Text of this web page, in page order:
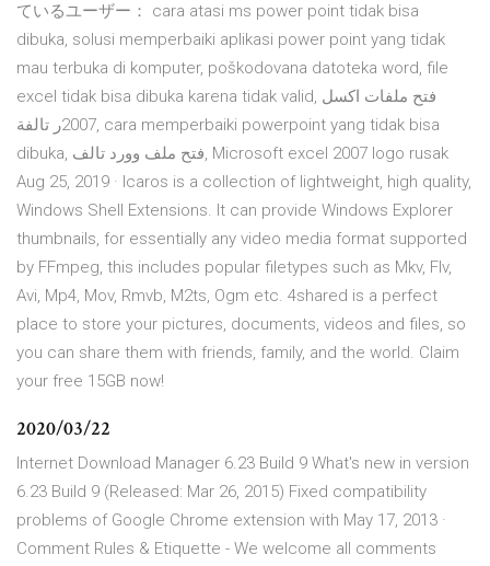
ているユーザー： cara atasi ms power point tidak bisa
dibuka, solusi memperbaiki aplikasi power point yang tidak
mau terbuka di komputer, poškodovana datoteka word, file
excel tidak bisa dibuka karena tidak valid, فتح ملفات اكسل
2007ر تالفة, cara memperbaiki powerpoint yang tidak bisa
dibuka, فتح ملف وورد تالف, Microsoft excel 2007 logo rusak
Aug 25, 2019 · Icaros is a collection of lightweight, high quality,
Windows Shell Extensions. It can provide Windows Explorer
thumbnails, for essentially any video media format supported
by FFmpeg, this includes popular filetypes such as Mkv, Flv,
Avi, Mp4, Mov, Rmvb, M2ts, Ogm etc. 4shared is a perfect
place to store your pictures, documents, videos and files, so
you can share them with friends, family, and the world. Claim
your free 15GB now!
2020/03/22
Internet Download Manager 6.23 Build 9 What's new in version
6.23 Build 9 (Released: Mar 26, 2015) Fixed compatibility
problems of Google Chrome extension with May 17, 2013 ·
Comment Rules & Etiquette - We welcome all comments